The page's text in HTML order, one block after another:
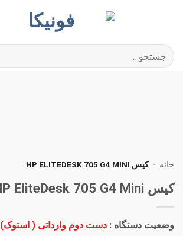
جستجو
برای:
خانه - کیس HP ELITEDESK 705 G4 MINI
کیس HP EliteDesk 705 G4 Mini
وضعیت دستگاه : دست دوم وارداتی ( استوک)